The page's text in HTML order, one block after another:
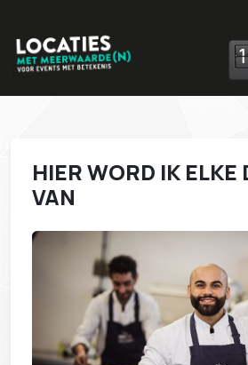
1
HIER WORD IK ELKE
VAN